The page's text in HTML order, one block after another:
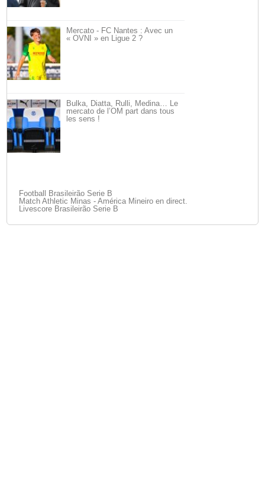
Mercato - FC Nantes : Avec un
« OVNI » en Ligue 2 ?
Bulka, Diatta, Rulli, Medina… Le
mercato de l’OM part dans tous
les sens !
Football Brasileirão Serie B
Match Athletic Minas - América Mineiro en direct.
Livescore Brasileirão Serie B